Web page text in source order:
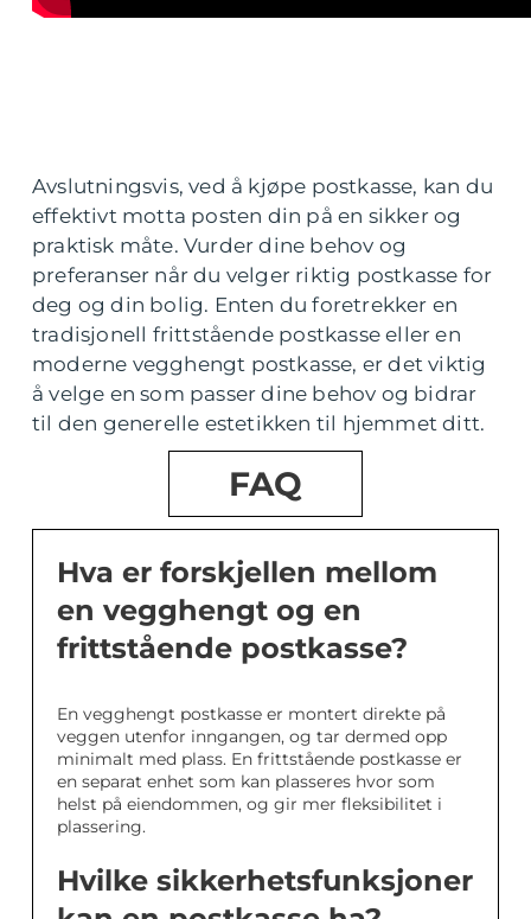
Avslutningsvis, ved å kjøpe postkasse, kan du
effektivt motta posten din på en sikker og
praktisk måte. Vurder dine behov og
preferanser når du velger riktig postkasse for
deg og din bolig. Enten du foretrekker en
tradisjonell frittstående postkasse eller en
moderne vegghengt postkasse, er det viktig
å velge en som passer dine behov og bidrar
til den generelle estetikken til hjemmet ditt.
FAQ
Hva er forskjellen mellom
en vegghengt og en
frittstående postkasse?
En vegghengt postkasse er montert direkte på
veggen utenfor inngangen, og tar dermed opp
minimalt med plass. En frittstående postkasse er
en separat enhet som kan plasseres hvor som
helst på eiendommen, og gir mer fleksibilitet i
plassering.
Hvilke sikkerhetsfunksjoner